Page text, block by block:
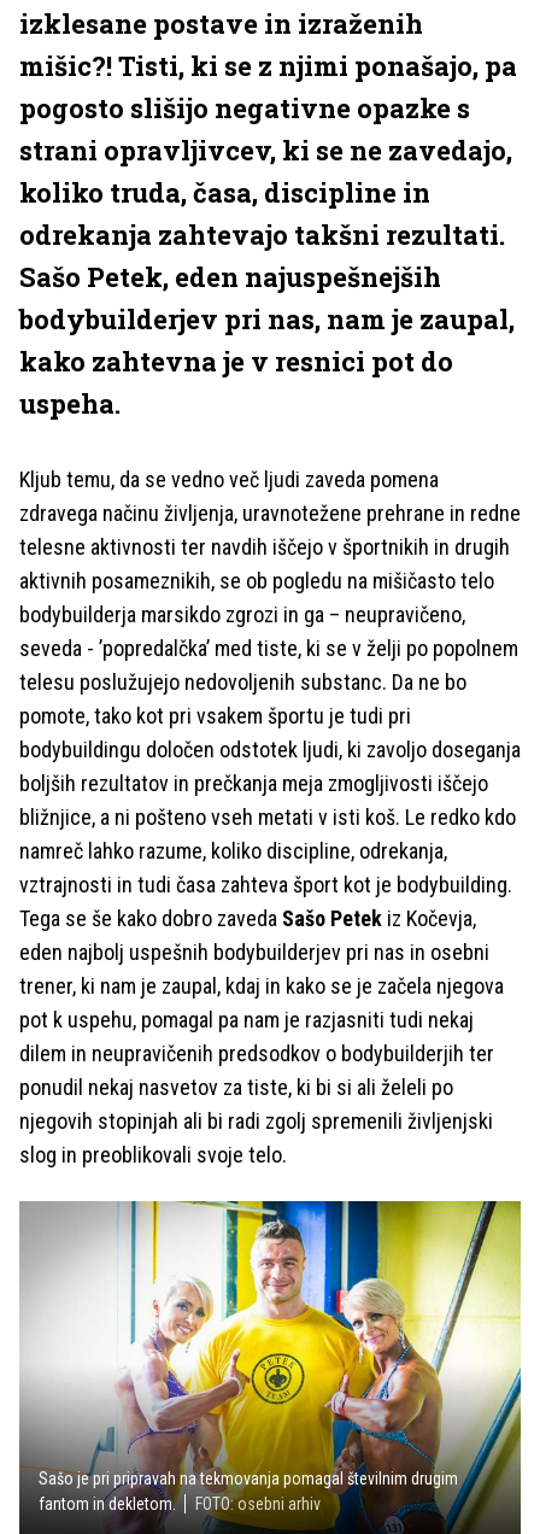
izklesane postave in izraženih
mišic?! Tisti, ki se z njimi ponašajo, pa
pogosto slišijo negativne opazke s
strani opravljivcev, ki se ne zavedajo,
koliko truda, časa, discipline in
odrekanja zahtevajo takšni rezultati.
Sašo Petek, eden najuspešnejših
bodybuilderjev pri nas, nam je zaupal,
kako zahtevna je v resnici pot do
uspeha.
Kljub temu, da se vedno več ljudi zaveda pomena
zdravega načinu življenja, uravnotežene prehrane in redne
telesne aktivnosti ter navdih iščejo v športnikih in drugih
aktivnih posameznikih, se ob pogledu na mišičasto telo
bodybuilderja marsikdo zgrozi in ga – neupravičeno,
seveda - ’popredalčka’ med tiste, ki se v želji po popolnem
telesu poslužujejo nedovoljenih substanc. Da ne bo
pomote, tako kot pri vsakem športu je tudi pri
bodybuildingu določen odstotek ljudi, ki zavoljo doseganja
boljših rezultatov in prečkanja meja zmogljivosti iščejo
bližnjice, a ni pošteno vseh metati v isti koš. Le redko kdo
namreč lahko razume, koliko discipline, odrekanja,
vztrajnosti in tudi časa zahteva šport kot je bodybuilding.
Tega se še kako dobro zaveda Sašo Petek iz Kočevja,
eden najbolj uspešnih bodybuilderjev pri nas in osebni
trener, ki nam je zaupal, kdaj in kako se je začela njegova
pot k uspehu, pomagal pa nam je razjasniti tudi nekaj
dilem in neupravičenih predsodkov o bodybuilderjih ter
ponudil nekaj nasvetov za tiste, ki bi si ali želeli po
njegovih stopinjah ali bi radi zgolj spremenili življenjski
slog in preoblikovali svoje telo.
Sašo je pri pripravah na tekmovanja pomagal številnim drugim
fantom in dekletom.
FOTO: osebni arhiv